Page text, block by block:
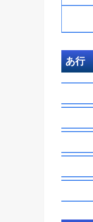
あ行